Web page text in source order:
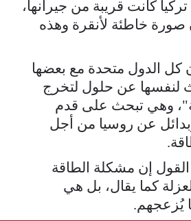
كانت قريبة من جيرانها،
صورة خاطئة لأنقرة وهذه
كل الدول متحدة مع بعضها
لنفسها عن حلول لتخرج
وهي تبحث على قدم
عن روسيا من أجل
القول إن مشكلة الطاقة
كما يقال، بل هي
يُزعجهم.